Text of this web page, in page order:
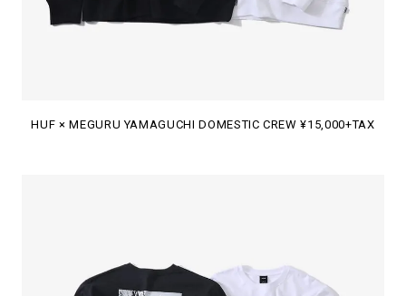
HUF × MEGURU YAMAGUCHI DOMESTIC CREW ¥15,000+TAX